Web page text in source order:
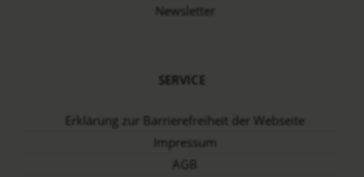
Newsletter
SERVICE
Erklärung zur Barrierefreiheit der Webseite
Impressum
AGB